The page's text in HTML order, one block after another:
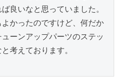
良いなと思っていました。
かったのですけど、何だか
ーンアップパーツのステッ
考えております。